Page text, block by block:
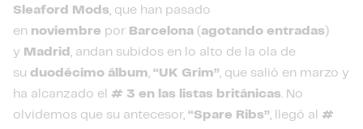
Sleaford Mods, que han pasado
en noviembre por Barcelona ( agotando entradas )
y Madrid , andan subidos en lo alto de la ola de
su duodécimo álbum, “UK Grim”, que salió en marzo y
ha alcanzado el # 3 en las listas británicas. No
olvidemos que su antecesor, “Spare Ribs”, llegó al #